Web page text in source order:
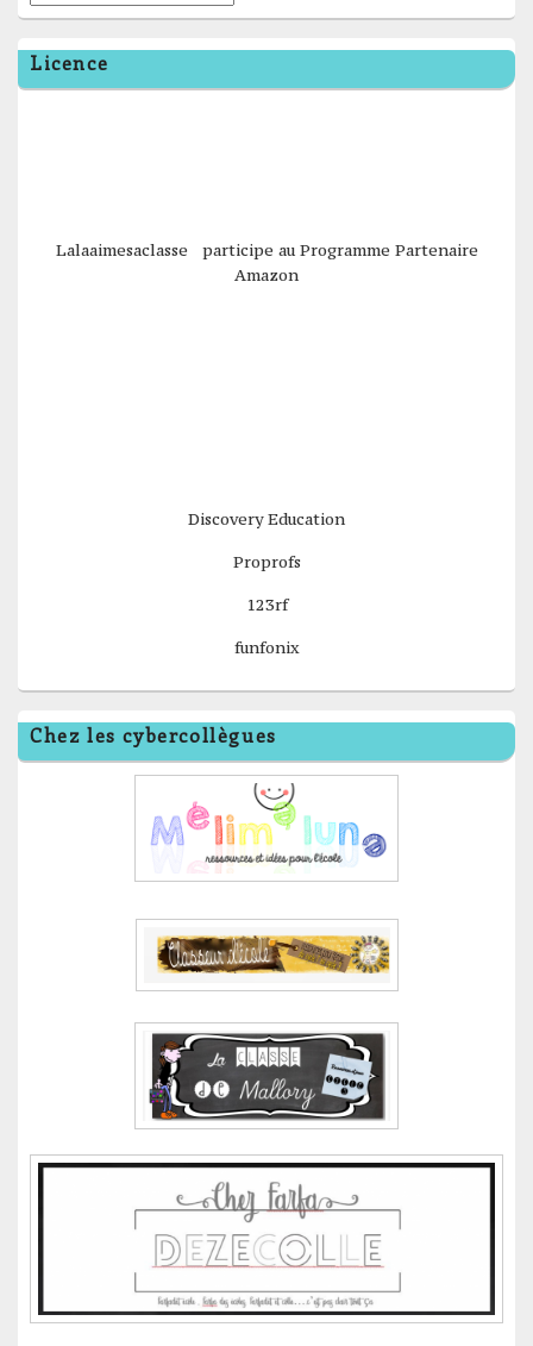
Licence
Lalaaimesaclasse participe au Programme Partenaire
Amazon
Discovery Education
Proprofs
123rf
funfonix
Chez les cybercollègues